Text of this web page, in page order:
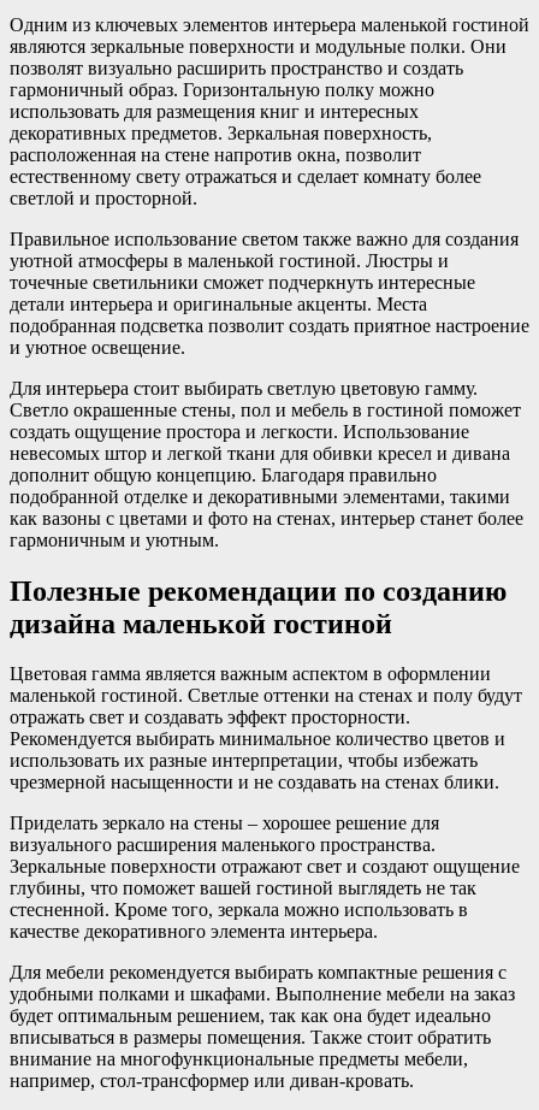
Одним из ключевых элементов интерьера маленькой гостиной
являются зеркальные поверхности и модульные полки. Они
позволят визуально расширить пространство и создать
гармоничный образ. Горизонтальную полку можно
использовать для размещения книг и интересных
декоративных предметов. Зеркальная поверхность,
расположенная на стене напротив окна, позволит
естественному свету отражаться и сделает комнату более
светлой и просторной.
Правильное использование светом также важно для создания
уютной атмосферы в маленькой гостиной. Люстры и
точечные светильники сможет подчеркнуть интересные
детали интерьера и оригинальные акценты. Места
подобранная подсветка позволит создать приятное настроение
и уютное освещение.
Для интерьера стоит выбирать светлую цветовую гамму.
Светло окрашенные стены, пол и мебель в гостиной поможет
создать ощущение простора и легкости. Использование
невесомых штор и легкой ткани для обивки кресел и дивана
дополнит общую концепцию. Благодаря правильно
подобранной отделке и декоративными элементами, такими
как вазоны с цветами и фото на стенах, интерьер станет более
гармоничным и уютным.
Полезные рекомендации по созданию
дизайна маленькой гостиной
Цветовая гамма является важным аспектом в оформлении
маленькой гостиной. Светлые оттенки на стенах и полу будут
отражать свет и создавать эффект просторности.
Рекомендуется выбирать минимальное количество цветов и
использовать их разные интерпретации, чтобы избежать
чрезмерной насыщенности и не создавать на стенах блики.
Приделать зеркало на стены – хорошее решение для
визуального расширения маленького пространства.
Зеркальные поверхности отражают свет и создают ощущение
глубины, что поможет вашей гостиной выглядеть не так
стесненной. Кроме того, зеркала можно использовать в
качестве декоративного элемента интерьера.
Для мебели рекомендуется выбирать компактные решения с
удобными полками и шкафами. Выполнение мебели на заказ
будет оптимальным решением, так как она будет идеально
вписываться в размеры помещения. Также стоит обратить
внимание на многофункциональные предметы мебели,
например, стол-трансформер или диван-кровать.